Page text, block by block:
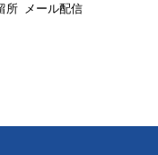
所 メール配信